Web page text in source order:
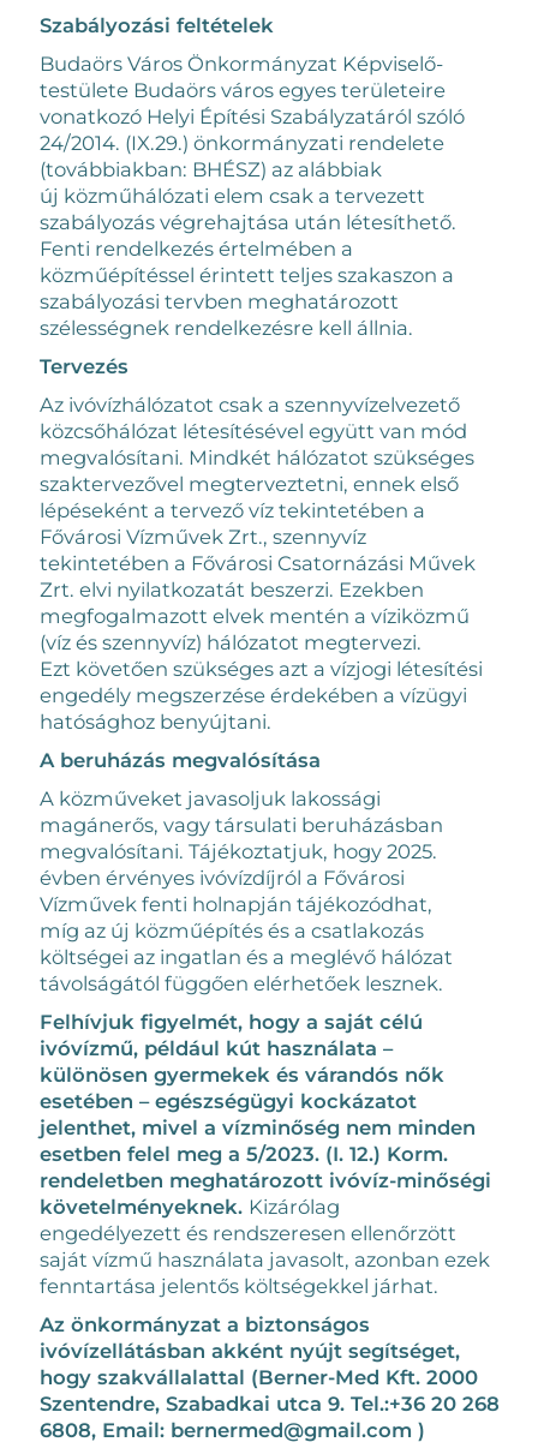
Szabályozási feltételek
Budaörs Város Önkormányzat Képviselő-
testülete Budaörs város egyes területeire
vonatkozó Helyi Építési Szabályzatáról szóló
24/2014. (IX.29.) önkormányzati rendelete
(továbbiakban: BHÉSZ) az alábbiak
új közműhálózati elem csak a tervezett
szabályozás végrehajtása után létesíthető.
Fenti rendelkezés értelmében a
közműépítéssel érintett teljes szakaszon a
szabályozási tervben meghatározott
szélességnek rendelkezésre kell állnia.
Tervezés
Az ivóvízhálózatot csak a szennyvízelvezető
közcsőhálózat létesítésével együtt van mód
megvalósítani. Mindkét hálózatot szükséges
szaktervezővel megterveztetni, ennek első
lépéseként a tervező víz tekintetében a
Fővárosi Vízművek Zrt., szennyvíz
tekintetében a Fővárosi Csatornázási Művek
Zrt. elvi nyilatkozatát beszerzi. Ezekben
megfogalmazott elvek mentén a víziközmű
(víz és szennyvíz) hálózatot megtervezi.
Ezt követően szükséges azt a vízjogi létesítési
engedély megszerzése érdekében a vízügyi
hatósághoz benyújtani.
A beruházás megvalósítása
A közműveket javasoljuk lakossági
magánerős, vagy társulati beruházásban
megvalósítani. Tájékoztatjuk, hogy 2025.
évben érvényes ivóvízdíjról a Fővárosi
Vízművek fenti holnapján tájékozódhat,
míg az új közműépítés és a csatlakozás
költségei az ingatlan és a meglévő hálózat
távolságától függően elérhetőek lesznek.
Felhívjuk figyelmét, hogy a saját célú
ivóvízmű, például kút használata –
különösen gyermekek és várandós nők
esetében – egészségügyi kockázatot
jelenthet, mivel a vízminőség nem minden
esetben felel meg a 5/2023. (I. 12.) Korm.
rendeletben meghatározott ivóvíz-minőségi
követelményeknek. Kizárólag
engedélyezett és rendszeresen ellenőrzött
saját vízmű használata javasolt, azonban ezek
fenntartása jelentős költségekkel járhat.
Az önkormányzat a biztonságos
ivóvízellátásban akként nyújt segítséget,
hogy szakvállalattal (Berner-Med Kft. 2000
Szentendre, Szabadkai utca 9. Tel.:+36 20 268
6808, Email: bernermed@gmail.com )